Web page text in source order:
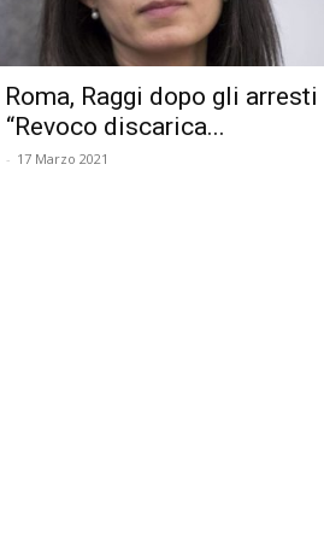
Raggi dopo gli arresti
“Revoco discarica...
- 17 Marzo 2021